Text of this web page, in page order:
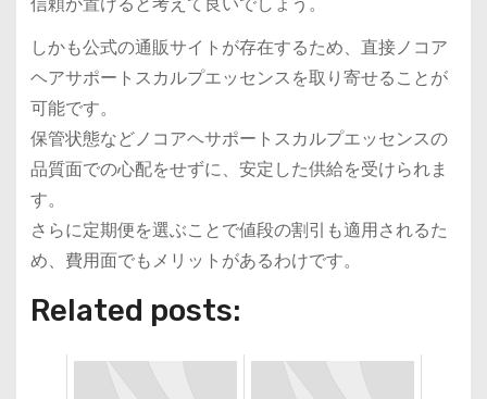
しかも公式の通販サイトが存在するため、直接ノコア
ヘアサポートスカルプエッセンスを取り寄せることが
可能です。
保管状態などノコアヘサポートスカルプエッセンスの
品質面での心配をせずに、安定した供給を受けられま
す。
さらに定期便を選ぶことで値段の割引も適用されるた
め、費用面でもメリットがあるわけです。
Related posts: